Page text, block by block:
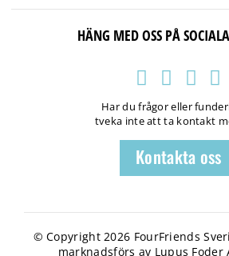
HÄNG MED OSS PÅ
Har du frågor eller
tveka inte att ta kontakt
Kontakta oss
© Copyright 2026 FourFriends
marknadsförs av Lupus Foder